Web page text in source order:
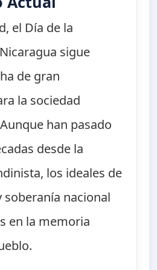
el Día de la
sigue
de gran
la sociedad
han pasado
desde la
los ideales de
soberanía nacional
en la memoria